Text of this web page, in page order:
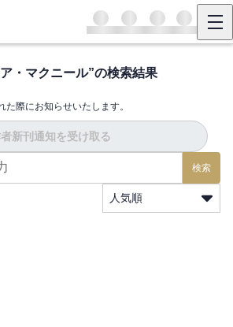
・マクニール”の検索結果
際にお知らせいたします。
新刊通知を受け取る
検索
人気順